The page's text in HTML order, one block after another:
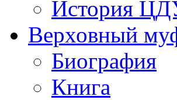
История
Верховный
Биография
Книга